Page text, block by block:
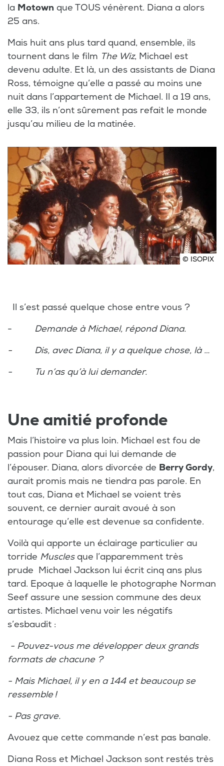
la Motown que TOUS vénèrent. Diana a alors
25 ans.
Mais huit ans plus tard quand, ensemble, ils
tournent dans le film The Wiz, Michael est
devenu adulte. Et là, un des assistants de Diana
Ross, témoigne qu’elle a passé au moins une
nuit dans l’appartement de Michael. Il a 19 ans,
elle 33, ils n’ont sûrement pas refait le monde
jusqu’au milieu de la matinée.
© ISOPIX
Il s’est passé quelque chose entre vous ?
- Demande à Michael, répond Diana.
- Dis, avec Diana, il y a quelque chose, là …
- Tu n’as qu’à lui demander.
Une amitié profonde
Mais l’histoire va plus loin. Michael est fou de
passion pour Diana qui lui demande de
l’épouser. Diana, alors divorcée de Berry Gordy,
aurait promis mais ne tiendra pas parole. En
tout cas, Diana et Michael se voient très
souvent, ce dernier aurait avoué à son
entourage qu’elle est devenue sa confidente.
Voilà qui apporte un éclairage particulier au
torride Musclesque l’apparemment très
prude Michael Jackson lui écrit cinq ans plus
tard. Epoque à laquelle le photographe Norman
Seef assure une session commune des deux
artistes. Michael venu voir les négatifs
s’esbaudit :
- Pouvez-vous me développer deux grands
formats de chacune ?
- Mais Michael, il y en a 144 et beaucoup se
ressemble !
- Pas grave.
Avouez que cette commande n’est pas banale.
Diana Ross et Michael Jackson sont restés très